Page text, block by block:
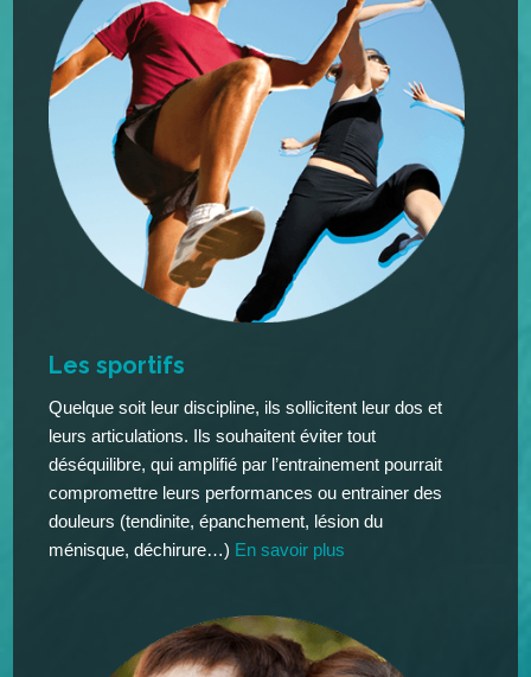
Les sportifs
Quelque soit leur discipline, ils sollicitent leur dos et
leurs articulations. Ils souhaitent éviter tout
déséquilibre, qui amplifié par l’entrainement pourrait
compromettre leurs performances ou entrainer des
douleurs (tendinite, épanchement, lésion du
ménisque, déchirure…) En savoir plus